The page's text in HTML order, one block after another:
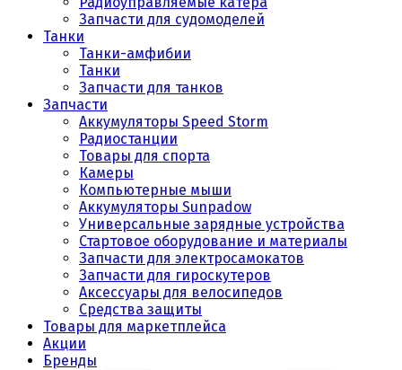
Запчасти для судомоделей
Танки
Танки-амфибии
Танки
Запчасти для танков
Запчасти
Аккумуляторы Speed Storm
Радиостанции
Товары для спорта
Камеры
Компьютерные мыши
Аккумуляторы Sunpadow
Универсальные зарядные устройства
Стартовое оборудование и материалы
Запчасти для электросамокатов
Запчасти для гироскутеров
Аксессуары для велосипедов
Средства защиты
Товары для маркетплейса
Акции
Бренды